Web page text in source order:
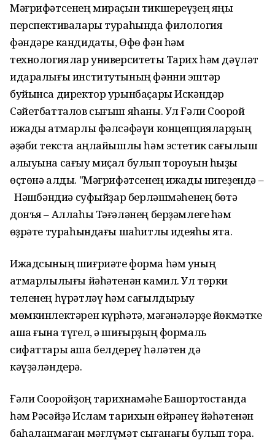
Мәғрифәтсенең мираҫын тикшереүҙең яңы
перспективалары тураһында филология
фәндәре кандидаты, Өфө фән һәм
технологиялар университеты Тарих һәм дәүләт
идаралығы институтының фәнни эштәр
буйынса директор урынбаҫары Искәндәр
Сәйетбатталов сығыш яһаны. Ул Ғәли Соҡорой
ижады ҡатмарлы фәлсәфәүи концепцияларҙың
әҙәби текста аңлайышлы һәм эстетик сағылыш
алыуына сағыу миҫал булып тороуын һыҙыҡ
өҫтөнә алды. "Мәғрифәтсенең ижады нигеҙендә –
Нәҡшбәндиә суфыйҙар берләшмәһенең бөтә
донъя – Аллаһы Тәғәләнең берҙәмлеге һәм
ҡөҙрәте тураһындағы шаһитлыҡ идеяһы ята.
Ижадсының шиғриәте форма һәм уның
ҡатмарлылығы йәһәтенән камил. Ул төрки
теленең һүрәтләү һәм сағылдырыу
мөмкинлектәрен күрһәтә, мәғәнәләрҙе йөкмәтке
аша ғына түгел, ә шиғырҙың формаль
сифаттары аша белдереү һәләтен дә
кәүҙәләндерә.
Ғәли Соҡоройҙоң тарихнамәһе Башҡортостанда
һәм Рәсәйҙә Ислам тарихын өйрәнеү йәһәтенән
баһаланмаған мәғлүмәт сығанағы булып тора.